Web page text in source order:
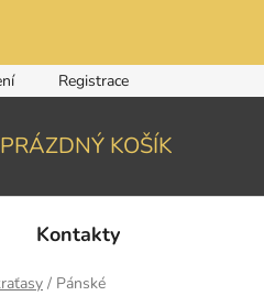
Registrace
PRÁZDNÝ KOŠÍK
Kontakty
/ Pánské